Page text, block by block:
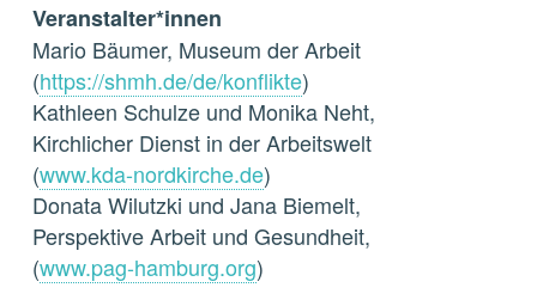
Veranstalter*innen
Mario Bäumer, Museum der Arbeit
(https://shmh.de/de/konflikte)
Kathleen Schulze und Monika Neht,
Kirchlicher Dienst in der Arbeitswelt
(www.kda-nordkirche.de)
Donata Wilutzki und Jana Biemelt,
Perspektive Arbeit und Gesundheit,
(www.pag-hamburg.org)